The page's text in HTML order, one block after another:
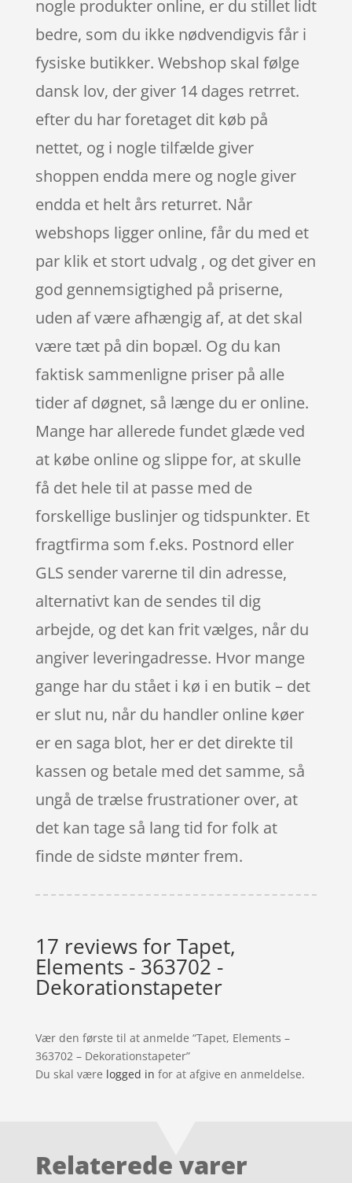
nogle produkter online, er du stillet lidt
bedre, som du ikke nødvendigvis får i
fysiske butikker. Webshop skal følge
dansk lov, der giver 14 dages retrret.
efter du har foretaget dit køb på
nettet, og i nogle tilfælde giver
shoppen endda mere og nogle giver
endda et helt års returret. Når
webshops ligger online, får du med et
par klik et stort udvalg , og det giver en
god gennemsigtighed på priserne,
uden af være afhængig af, at det skal
være tæt på din bopæl. Og du kan
faktisk sammenligne priser på alle
tider af døgnet, så længe du er online.
Mange har allerede fundet glæde ved
at købe online og slippe for, at skulle
få det hele til at passe med de
forskellige buslinjer og tidspunkter. Et
fragtfirma som f.eks. Postnord eller
GLS sender varerne til din adresse,
alternativt kan de sendes til dig
arbejde, og det kan frit vælges, når du
angiver leveringadresse. Hvor mange
gange har du stået i kø i en butik – det
er slut nu, når du handler online køer
er en saga blot, her er det direkte til
kassen og betale med det samme, så
ungå de trælse frustrationer over, at
det kan tage så lang tid for folk at
finde de sidste mønter frem.
17 reviews forTapet,
Elements - 363702 -
Dekorationstapeter
Vær den første til at anmelde “Tapet, Elements –
363702 – Dekorationstapeter”
Du skal være logged in for at afgive en anmeldelse.
Relaterede varer